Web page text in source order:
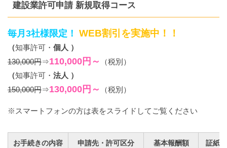
建設業許可申請 新規取得コース
毎月3社様限定！ WEB割引を実施中！！
（知事許可・ 個人 ）
130,000円⇒110,000円～
（税別）
（知事許可・ 法人 ）
150,000円⇒130,000円～ （税別）
※スマートフォンの方は表をスライドしてご覧ください
お手続きの内容 申請先・許可区分 基本報酬額 証紙